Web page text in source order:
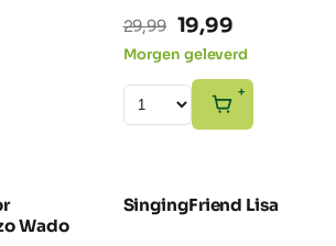
29,99 Oorspronkelijke
prijs
was:
29,99.
19,99
prijs
is:
19,99.
Morgen geleverd
+
FD
Wado
SingingFriend Lisa